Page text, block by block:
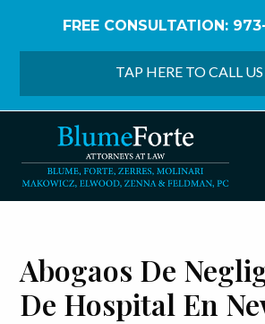
FREE CONSULTATION:
TAP HERE TO CALL US
Abogaos De
De Hospital En